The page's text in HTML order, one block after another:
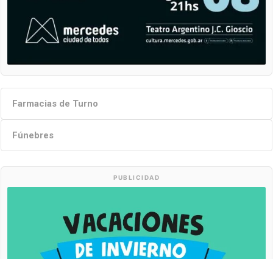
Farmacias de Turno
Fúnebres
PUBLICIDAD